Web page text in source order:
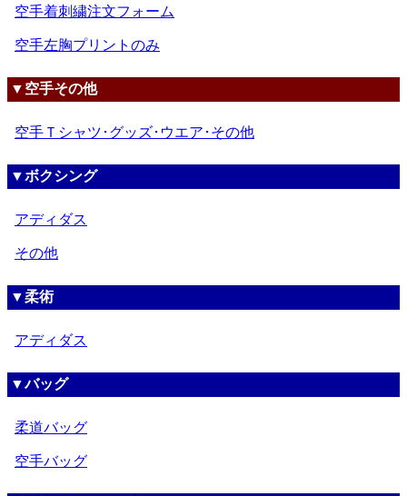
空手着刺繍注文フォーム
空手左胸プリントのみ
▼空手その他
空手Ｔシャツ･グッズ･ウエア･その他
▼ボクシング
アディダス
その他
▼柔術
アディダス
▼バッグ
柔道バッグ
空手バッグ